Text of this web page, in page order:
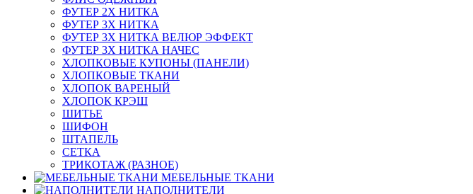
ФУТЕР 2Х НИТКА
ФУТЕР 3Х НИТКА
ФУТЕР 3Х НИТКА ВЕЛЮР ЭФФЕКТ
ФУТЕР 3Х НИТКА НАЧЕС
ХЛОПКОВЫЕ КУПОНЫ (ПАНЕЛИ)
ХЛОПКОВЫЕ ТКАНИ
ХЛОПОК ВАРЕНЫЙ
ХЛОПОК КРЭШ
ШИТЬЕ
ШИФОН
ШТАПЕЛЬ
СЕТКА
ТРИКОТАЖ (РАЗНОЕ)
МЕБЕЛЬНЫЕ ТКАНИ
НАПОЛНИТЕЛИ